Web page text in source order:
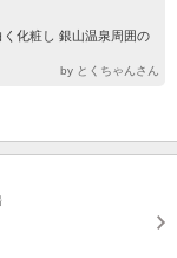
化粧し 銀山温泉周囲の
by とくちゃんさん